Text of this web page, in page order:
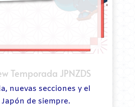
Temporada JPNZDS
nuevas secciones y el
de siempre.